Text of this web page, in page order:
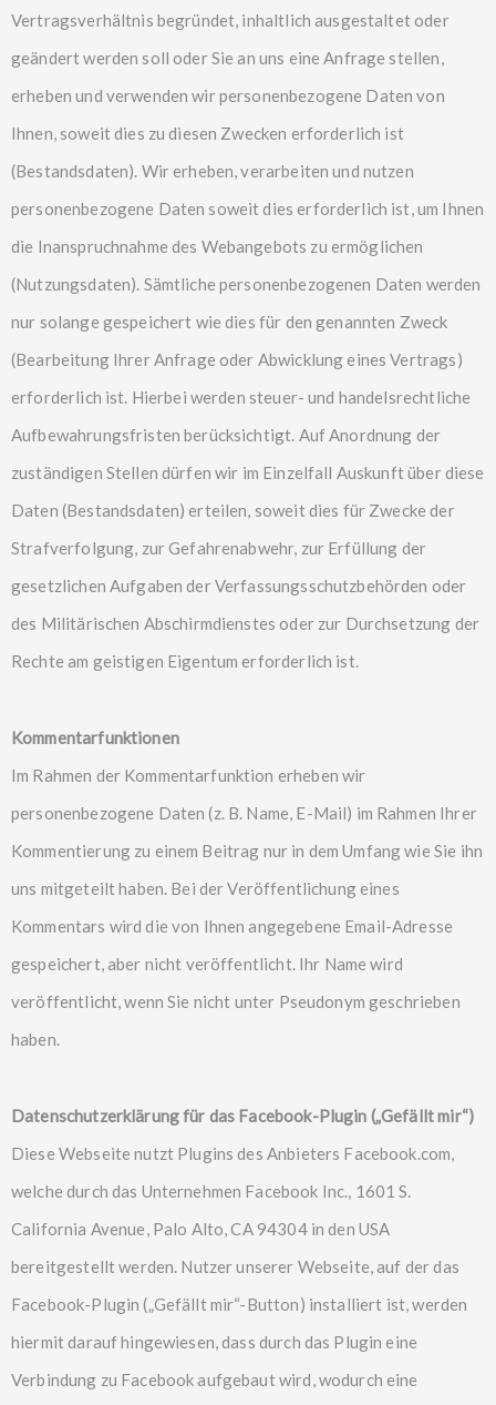
Vertragsverhältnis begründet, inhaltlich ausgestaltet oder
geändert werden soll oder Sie an uns eine Anfrage stellen,
erheben und verwenden wir personenbezogene Daten von
Ihnen, soweit dies zu diesen Zwecken erforderlich ist
(Bestandsdaten). Wir erheben, verarbeiten und nutzen
personenbezogene Daten soweit dies erforderlich ist, um Ihnen
die Inanspruchnahme des Webangebots zu ermöglichen
(Nutzungsdaten). Sämtliche personenbezogenen Daten werden
nur solange gespeichert wie dies für den genannten Zweck
(Bearbeitung Ihrer Anfrage oder Abwicklung eines Vertrags)
erforderlich ist. Hierbei werden steuer- und handelsrechtliche
Aufbewahrungsfristen berücksichtigt. Auf Anordnung der
zuständigen Stellen dürfen wir im Einzelfall Auskunft über diese
Daten (Bestandsdaten) erteilen, soweit dies für Zwecke der
Strafverfolgung, zur Gefahrenabwehr, zur Erfüllung der
gesetzlichen Aufgaben der Verfassungsschutzbehörden oder
des Militärischen Abschirmdienstes oder zur Durchsetzung der
Rechte am geistigen Eigentum erforderlich ist.
Kommentarfunktionen
Im Rahmen der Kommentarfunktion erheben wir
personenbezogene Daten (z. B. Name, E-Mail) im Rahmen Ihrer
Kommentierung zu einem Beitrag nur in dem Umfang wie Sie ihn
uns mitgeteilt haben. Bei der Veröffentlichung eines
Kommentars wird die von Ihnen angegebene Email-Adresse
gespeichert, aber nicht veröffentlicht. Ihr Name wird
veröffentlicht, wenn Sie nicht unter Pseudonym geschrieben
haben.
Datenschutzerklärung für das Facebook-Plugin („Gefällt mir“)
Diese Webseite nutzt Plugins des Anbieters Facebook.com,
welche durch das Unternehmen Facebook Inc., 1601 S.
California Avenue, Palo Alto, CA 94304 in den USA
bereitgestellt werden. Nutzer unserer Webseite, auf der das
Facebook-Plugin („Gefällt mir“-Button) installiert ist, werden
hiermit darauf hingewiesen, dass durch das Plugin eine
Verbindung zu Facebook aufgebaut wird, wodurch eine